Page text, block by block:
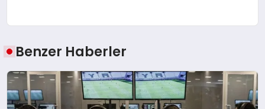
Benzer Haberler